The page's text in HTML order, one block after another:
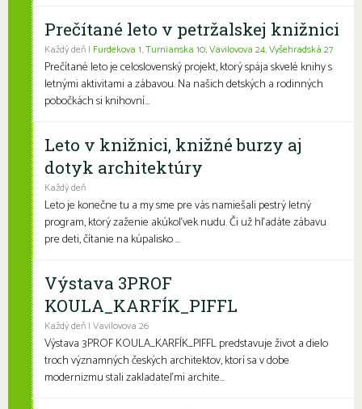
Prečítané leto v petržalskej knižnici
Každý deň | Furdekova 1,Turnianska 10,Vavilovova 24,Vyšehradská 27
Prečítané leto je celoslovenský projekt, ktorý spája skvelé knihy s
letnými aktivitami a zábavou. Na našich detských a rodinných
pobočkách si knihovní...
Leto v knižnici, knižné burzy aj
dotyk architektúry
Každý deň
Leto je konečne tu a my sme pre vás namiešali pestrý letný
program, ktorý zaženie akúkoľvek nudu. Či už hľadáte zábavu
pre deti, čítanie na kúpalisko ...
Výstava 3PROF
KOULA_KARFÍK_PIFFL
Každý deň | Vavilovova 26
Výstava 3PROF KOULA_KARFÍK_PIFFL predstavuje život a dielo
troch významných českých architektov, ktorí sa v dobe
modernizmu stali zakladateľmi archite...